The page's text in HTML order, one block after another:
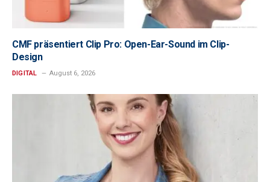
CMF präsentiert Clip Pro: Open-Ear-Sound im Clip-
Design
DIGITAL August 6, 2026